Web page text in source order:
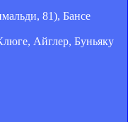
81), Бансе
Айглер, Буньяку